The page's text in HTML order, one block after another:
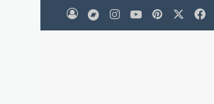
ملخص الموقع RSS
فيسبوك بينتيريست‫YouTubeانستقرامmedium